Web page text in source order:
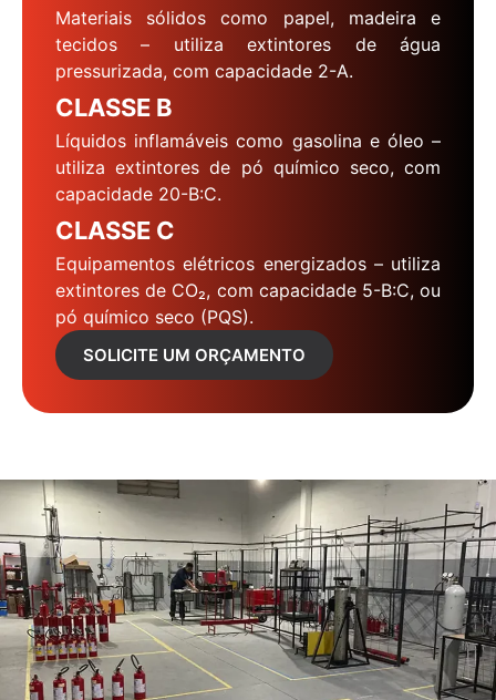
Materiais sólidos como papel, madeira e
tecidos – utiliza extintores de água
pressurizada, com capacidade 2-A.
CLASSE B
Líquidos inflamáveis como gasolina e óleo –
utiliza extintores de pó químico seco, com
capacidade 20-B:C.
CLASSE C
Equipamentos elétricos energizados – utiliza
extintores de CO₂, com capacidade 5-B:C, ou
pó químico seco (PQS).
SOLICITE UM ORÇAMENTO